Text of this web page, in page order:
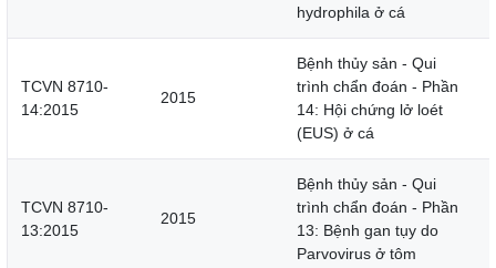
hydrophila ở cá
TCVN 8710-
14:2015
2015
Bệnh thủy sản - Qui
trình chẩn đoán - Phần
14: Hội chứng lở loét
(EUS) ở cá
TCVN 8710-
13:2015
2015
Bệnh thủy sản - Qui
trình chẩn đoán - Phần
13: Bệnh gan tụy do
Parvovirus ở tôm